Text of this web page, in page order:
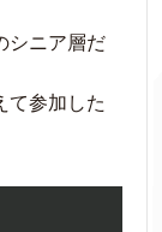
シニア層だ
て参加した